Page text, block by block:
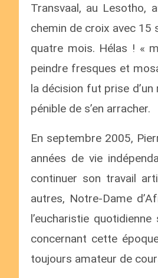
Transvaal, au
chemin de croix avec 15
quatre mois. Hélas ! «
peindre fresques et
la décision fut prise
pénible de s’en arracher.
En septembre 2005,
années de vie
continuer son travail
autres, Notre-Dame
l’eucharistie
concernant cette
toujours amateur de